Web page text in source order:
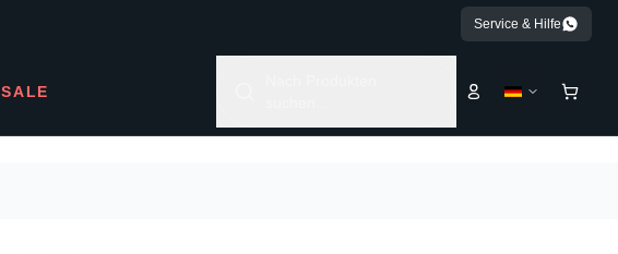
Service & Hilfe
SALE